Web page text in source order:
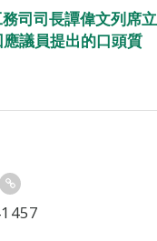
司司長譚偉文列席立
議員提出的口頭質